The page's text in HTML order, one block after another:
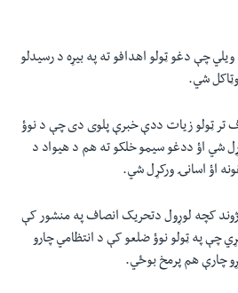
چې دغو ټولو اهدافو ته په بیړه د رسیدلو
شي.
تر ټولو زیات ددې خبرې پلوی دی چې د نوؤ
شي اؤ ددغو سیمو خلکو ته هم د هیواد د
اؤ اسانۍ ورکړل شي.
کچه لوړول دتحریک انصاف په منشور کې
په ټولو نوؤ ضلعو کې د انتظامي چارو
چارې هم پرمخ بوځي.